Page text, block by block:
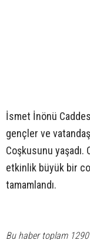
İsmet İnönü
gençler ve
Coşkusunu yaşadı.
etkinlik büyük bir
tamamlandı.
Bu haber toplam